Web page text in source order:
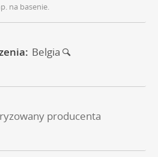
na basenie.
Belgia
producenta